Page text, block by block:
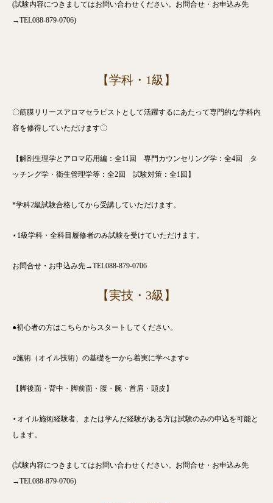
(試験内容につきましてはお問い合わせください。お問合せ・お申込み先
→TEL088-879-0706)
【学科・1級】
〇筋膜リリースアロマセラピストとして活躍するにあたって専門的な学科内
容を修得していただけます〇
【解剖生理学とアロマ応用編：全11回 専門カウンセリング学：全4回 タ
ッチング学・衛生管理学等：全2回 試験対策：全1回】
*学科2級試験合格してから受講していただけます。
⋆1級学科・全科目履修者のみ試験を受けていただけます。
お問合せ・お申込み先→TEL088-879-0706
【実技・3級】
●初心者の方はこちらからスタートしてください。
○施術（オイル技術）の基礎を一から着実に学べます○
【脚後面・背中・脚前面・腹・腕・首肩・頭皮】
⋆オイル施術経験者、または学んだ経験がある方は試験のみの申込を可能と
します。
(試験内容につきましてはお問い合わせください。お問合せ・お申込み先
→TEL088-879-0706)